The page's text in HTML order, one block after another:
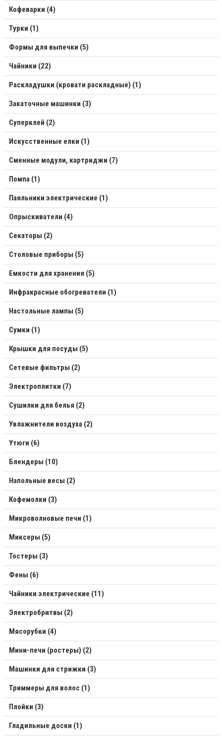
Кофеварки (4)
Турки (1)
Формы для выпечки (5)
Чайники (22)
Раскладушки (кровати раскладные) (1)
Закаточные машинки (3)
Суперклей (2)
Искусственные елки (1)
Сменные модули, картриджи (7)
Помпа (1)
Паяльники электрические (1)
Опрыскиватели (4)
Секаторы (2)
Столовые приборы (5)
Емкости для хранения (5)
Инфракрасные обогреватели (1)
Настольные лампы (5)
Сумки (1)
Крышки для посуды (5)
Сетевые фильтры (2)
Электроплитки (7)
Сушилки для белья (2)
Увлажнители воздуха (2)
Утюги (6)
Блендеры (10)
Напольные весы (2)
Кофемолки (3)
Микроволновые печи (1)
Миксеры (5)
Тостеры (3)
Фены (6)
Чайники электрические (11)
Электробритвы (2)
Мясорубки (4)
Мини-печи (ростеры) (2)
Машинки для стрижки (3)
Триммеры для волос (1)
Плойки (3)
Гладильные доски (1)